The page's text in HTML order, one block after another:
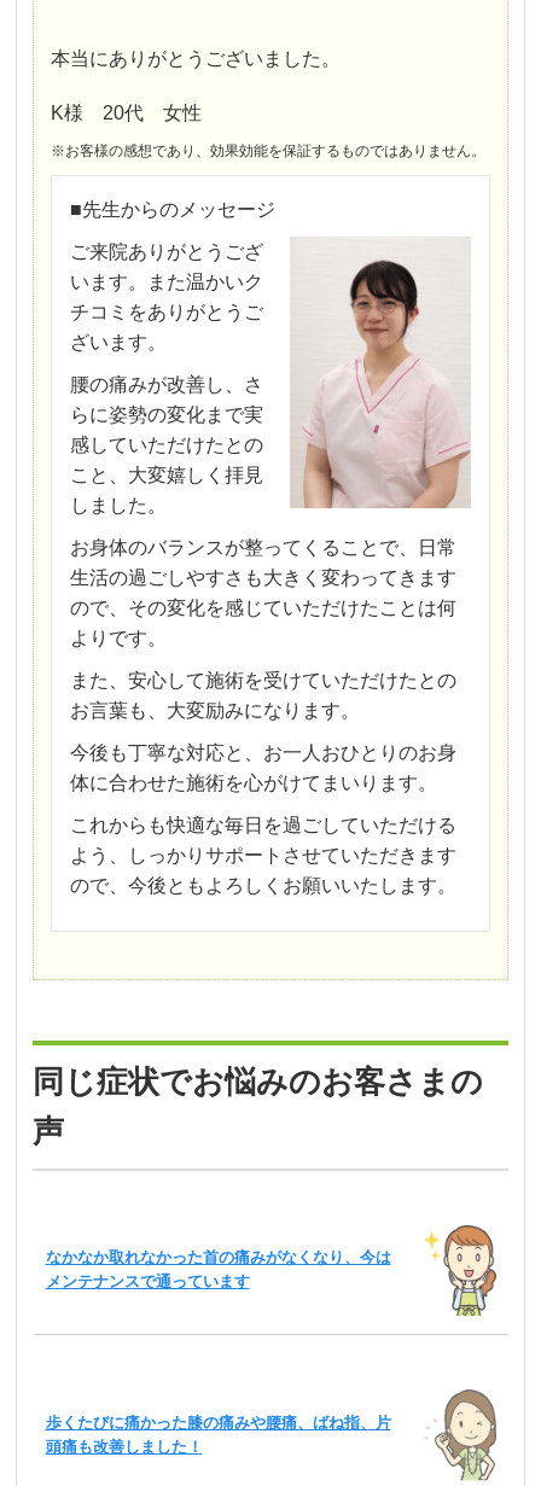
本当にありがとうございました。
K様 20代 女性
※お客様の感想であり、効果効能を保証するものではありません。
■先生からのメッセージ
ご来院ありがとうござ
います。また温かいク
チコミをありがとうご
ざいます。
腰の痛みが改善し、さ
らに姿勢の変化まで実
感していただけたとの
こと、大変嬉しく拝見
しました。
お身体のバランスが整ってくることで、日常
生活の過ごしやすさも大きく変わってきます
ので、その変化を感じていただけたことは何
よりです。
また、安心して施術を受けていただけたとの
お言葉も、大変励みになります。
今後も丁寧な対応と、お一人おひとりのお身
体に合わせた施術を心がけてまいります。
これからも快適な毎日を過ごしていただける
よう、しっかりサポートさせていただきます
ので、今後ともよろしくお願いいたします。
同じ症状でお悩みのお客さまの
声
なかなか取れなかった首の痛みがなくなり、今は
メンテナンスで通っています
歩くたびに痛かった膝の痛みや腰痛、ばね指、片
頭痛も改善しました！